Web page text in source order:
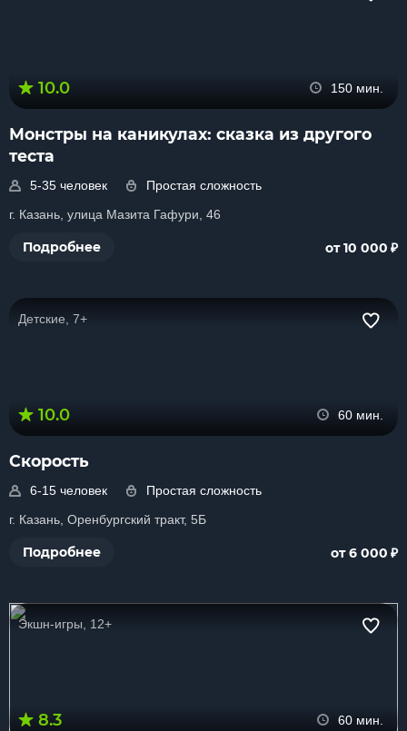
10.0 150 мин.
Монстры на каникулах: сказка из другого
теста
5-35 человек
Простая сложность
г. Казань, улица Мазита Гафури, 46
Подробнее от 10 000 ₽
Детские, 7+
10.0 60 мин.
Скорость
6-15 человек
Простая сложность
г. Казань, Оренбургский тракт, 5Б
Подробнее от 6 000 ₽
Экшн-игры, 12+
8.3 60 мин.